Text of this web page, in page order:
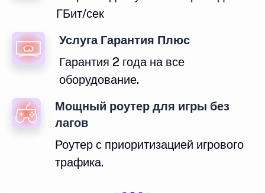
ГБит/сек
Услуга Гарантия Плюс
Гарантия 2 года на все
оборудование.
Мощный роутер для игры без
лагов
Роутер с приоритизацией игрового
трафика.